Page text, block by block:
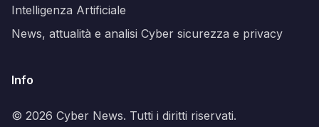
Intelligenza Artificiale
News, attualità e analisi Cyber sicurezza e privacy
Info
© 2026 Cyber News. Tutti i diritti riservati.